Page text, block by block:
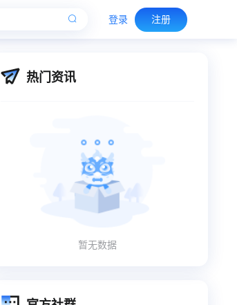
登录 注册
热门资讯
暂无数据